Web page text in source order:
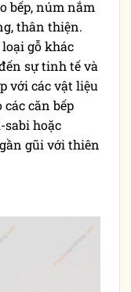
bếp, núm nắm
thân thiện.
gỗ khác
sự tinh tế và
với các vật liệu
căn bếp
sabi hoặc
gũi với thiên